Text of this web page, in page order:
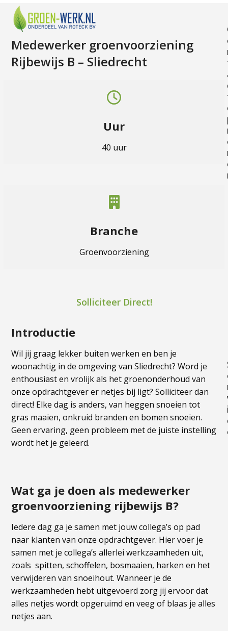
content
Open
mobile
menu
Close
mobile
menu
Medewerker groenvoorziening
Rijbewijs B – Sliedrecht
Uur
40 uur
Branche
Groenvoorziening
Solliciteer Direct!
Introductie
Wil jij graag lekker buiten werken en ben je
woonachtig in de omgeving van Sliedrecht? Word je
enthousiast en vrolijk als het groenonderhoud van
onze opdrachtgever er netjes bij ligt? Solliciteer dan
direct! Elke dag is anders, van heggen snoeien tot
gras maaien, onkruid branden en bomen snoeien.
Geen ervaring, geen probleem met de juiste instelling
wordt het je geleerd.
Wat ga je doen als medewerker
groenvoorziening rijbewijs B?
Iedere dag ga je samen met jouw collega’s op pad
naar klanten van onze opdrachtgever. Hier voer je
samen met je collega’s allerlei werkzaamheden uit,
zoals spitten, schoffelen, bosmaaien, harken en het
verwijderen van snoeihout. Wanneer je de
werkzaamheden hebt uitgevoerd zorg jij ervoor dat
alles netjes wordt opgeruimd en veeg of blaas je alles
netjes aan.